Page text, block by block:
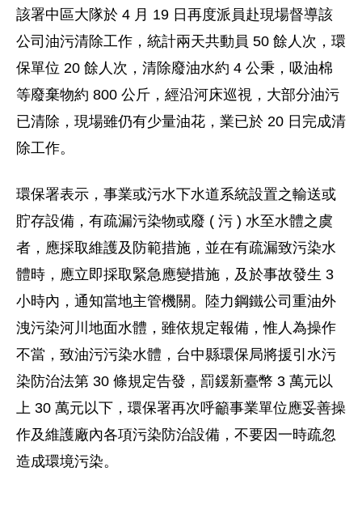
該署中區大隊於 4 月 19 日再度派員赴現場督導該
公司油污清除工作，統計兩天共動員 50 餘人次，環
保單位 20 餘人次，清除廢油水約 4 公秉，吸油棉
等廢棄物約 800 公斤，經沿河床巡視，大部分油污
已清除，現場雖仍有少量油花，業已於 20 日完成清
除工作。
環保署表示，事業或污水下水道系統設置之輸送或
貯存設備，有疏漏污染物或廢 ( 污 ) 水至水體之虞
者，應採取維護及防範措施，並在有疏漏致污染水
體時，應立即採取緊急應變措施，及於事故發生 3
小時內，通知當地主管機關。陸力鋼鐵公司重油外
洩污染河川地面水體，雖依規定報備，惟人為操作
不當，致油污污染水體，台中縣環保局將援引水污
染防治法第 30 條規定告發，罰鍰新臺幣 3 萬元以
上 30 萬元以下，環保署再次呼籲事業單位應妥善操
作及維護廠內各項污染防治設備，不要因一時疏忽
造成環境污染。